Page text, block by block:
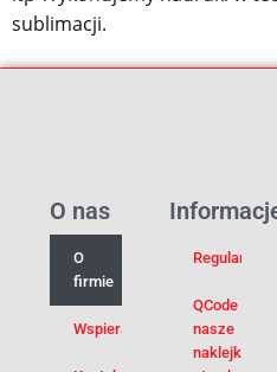
sublimacji.
Regulamin
QCode –
nasze
naklejki na
O nas
O
firmie
Wspieramy